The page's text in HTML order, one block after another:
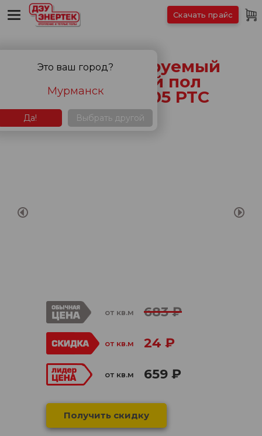
Саморегулируемый
пленочный пол
ЭНЕРПИЯ 305 PTC
от кв.м 683 ₽
от кв.м 24 ₽
от кв.м 659 ₽
Получить скидку
Скачать прайс
Это ваш город?
Мурманск
Да! Выбрать другой